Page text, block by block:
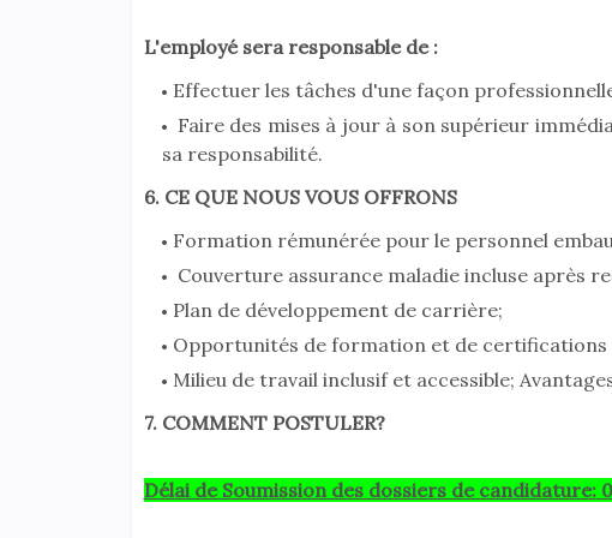
L'employé sera responsable de :
Effectuer les tâches d'une façon
Faire des mises à jour à son supérieur
sa responsabilité.
6. CE QUE NOUS VOUS OFFRONS
Formation rémunérée pour le personnel
Couverture assurance maladie incluse après
Plan de développement de carrière;
Opportunités de formation et de certifications
Milieu de travail inclusif et accessible;
7. COMMENT POSTULER?
Délai de Soumission des dossiers de candidature: